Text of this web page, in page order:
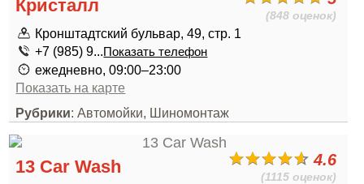
(848 оценок)
Кристалл
Кронштадтский бульвар, 49, стр. 1
+7 (985) 9...Показать телефон
ежедневно, 09:00–23:00
Показать на карте
Рубрики: Автомойки, Шиномонтаж
4.6
(1115 оценок)
13 Car Wash